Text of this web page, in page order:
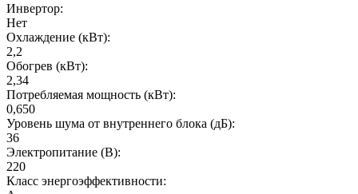
Инвертор:
Нет
Охлаждение (кВт):
2,2
Обогрев (кВт):
2,34
Потребляемая мощность (кВт):
0,650
Уровень шума от внутреннего блока (дБ):
36
Электропитание (В):
220
Класс энергоэффективности: